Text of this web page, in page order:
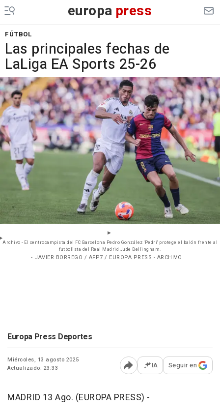
europa press
FÚTBOL
Las principales fechas de
LaLiga EA Sports 25-26
Archivo - El centrocampista del FC Barcelona Pedro González 'Pedri' protege el balón frente al
futbolista del Real Madrid Jude Bellingham.
- JAVIER BORREGO / AFP7 / EUROPA PRESS - ARCHIVO
Europa Press Deportes
Miércoles, 13 agosto 2025
Actualizado: 23:33
Abrir opciones para
IA Seguir en
MADRID 13 Ago. (EUROPA PRESS) -